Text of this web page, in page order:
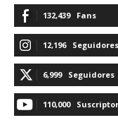
132,439 Fans
12,196 Seguidores
6,999 Seguidores
110,000